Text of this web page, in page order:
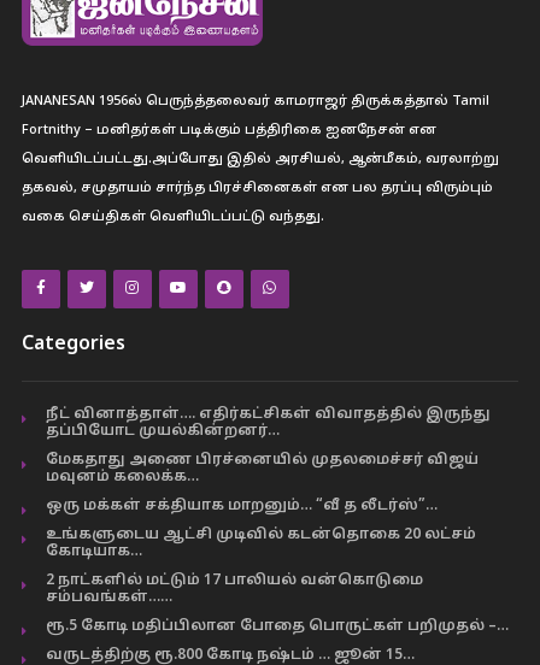
JANANESAN 1956ல் பெருந்த்தலைவர் காமராஜர் திருக்கத்தால் Tamil
Fortnithy – மனிதர்கள் படிக்கும் பத்திரிகை ஐனநேசன் என
வெளியிடப்பட்டது.அப்போது இதில் அரசியல், ஆன்மீகம், வரலாற்று
தகவல், சமுதாயம் சார்ந்த பிரச்சினைகள் என பல தரப்பு விரும்பும்
வகை செய்திகள் வெளியிடப்பட்டு வந்தது.
Categories
நீட் வினாத்தாள்…. எதிர்கட்சிகள் விவாதத்தில் இருந்து
தப்பியோட முயல்கின்றனர்…
மேகதாது அணை பிரச்னையில் முதலமைச்சர் விஜய்
மவுனம் கலைக்க…
ஒரு மக்கள் சக்தியாக மாறனும்… “வீ த லீடர்ஸ்”…
உங்களுடைய ஆட்சி முடிவில் கடன்தொகை 20 லட்சம்
கோடியாக…
2 நாட்களில் மட்டும் 17 பாலியல் வன்கொடுமை
சம்பவங்கள்……
ரூ.5 கோடி மதிப்பிலான போதை பொருட்கள் பறிமுதல் –…
வருடத்திற்கு ரூ.800 கோடி நஷ்டம் … ஜூன் 15…